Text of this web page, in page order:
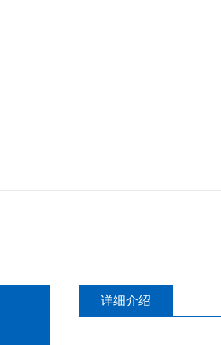
详细介绍